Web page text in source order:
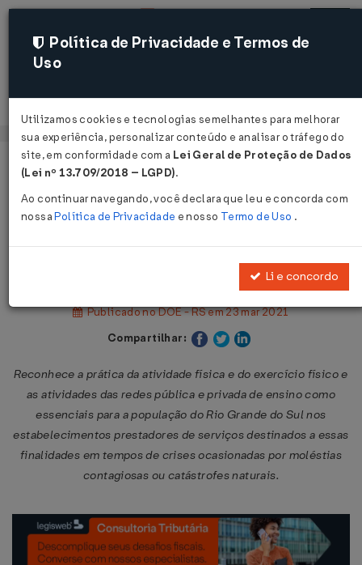
Acessar
Página Inicial
Legislações
Lei Nº 15603 DE 23/03/2021
Publicado no DOE - RS em 23 mar 2021
Compartilhar:
Reconhece a prática da atividade física e do exercício físico e
as atividades das redes pública e privada de ensino como
essenciais para a população do Rio Grande do Sul nos
estabelecimentos prestadores de serviços destinados a essas
finalidades em tempos de crises ocasionadas por moléstias
contagiosas ou catástrofes naturais.
Política de Privacidade e Termos de
Uso
Utilizamos cookies e tecnologias semelhantes para melhorar
sua experiência, personalizar conteúdo e analisar o tráfego do
site, em conformidade com a Lei Geral de Proteção de Dados
(Lei nº 13.709/2018 – LGPD).
Ao continuar navegando, você declara que leu e concorda com
nossaPolítica de Privacidade e nosso Termo de Uso .
Li e concordo